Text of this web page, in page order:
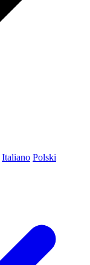
Italiano Polski